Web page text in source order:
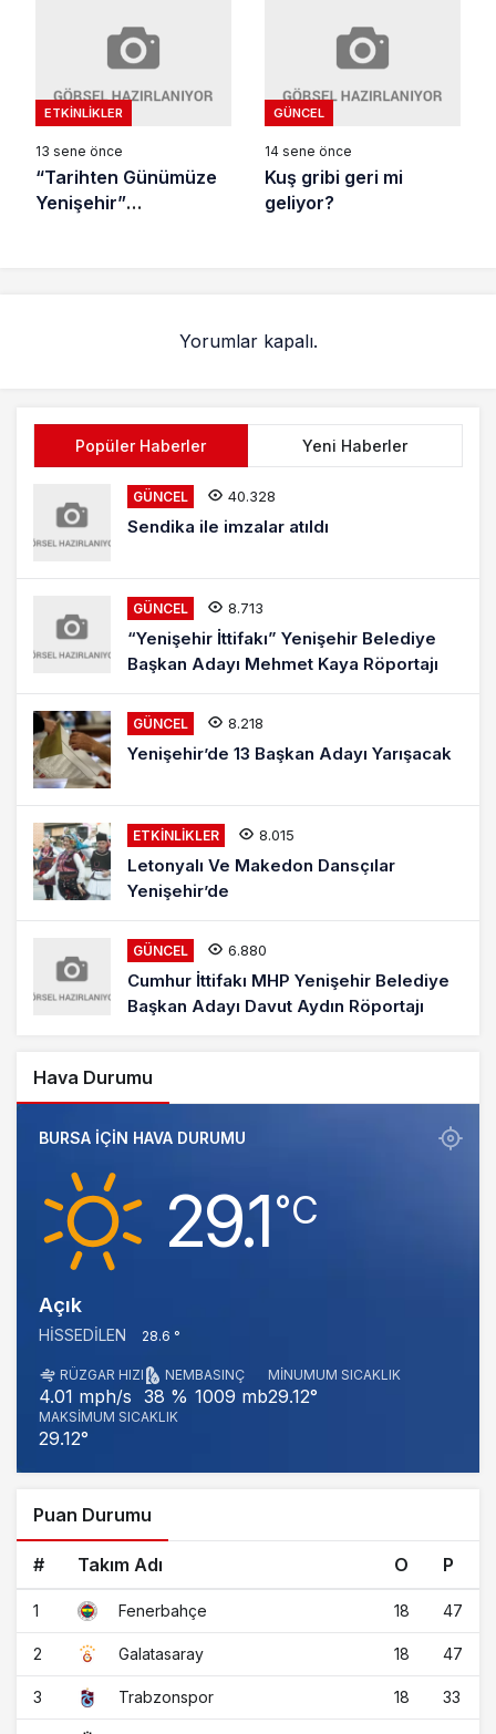
ETKINLIKLER
13 sene önce
“Tarihten Günümüze
Yenişehir”
GÜNCEL
14 sene önce
Kuş gribi geri mi
geliyor?
Yorumlar kapalı.
Popüler Haberler Yeni Haberler
GÜNCEL 40.328
Sendika ile imzalar atıldı
GÜNCEL 8.713
“Yenişehir İttifakı” Yenişehir Belediye
Başkan Adayı Mehmet Kaya Röportajı
GÜNCEL 8.218
Yenişehir’de 13 Başkan Adayı Yarışacak
ETKINLIKLER 8.015
Letonyalı Ve Makedon Dansçılar
Yenişehir’de
GÜNCEL 6.880
Cumhur İttifakı MHP Yenişehir Belediye
Başkan Adayı Davut Aydın Röportajı
Hava Durumu
BURSA IÇIN HAVA DURUMU
29.1‎°C
Açık
HISSEDILEN 28.6 °
RÜZGAR HIZI
4.01 mph/s
NEM
38 %
BASINÇ
1009 mb
MINUMUM SICAKLIK
29.12°
MAKSIMUM SICAKLIK
29.12°
Puan Durumu
# Takım Adı O P
1 Fenerbahçe 18 47
2 Galatasaray 18 47
3 Trabzonspor 18 33